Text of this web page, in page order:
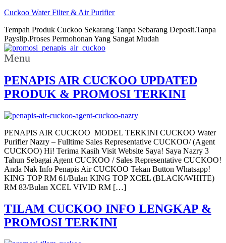
Cuckoo Water Filter & Air Purifier
Tempah Produk Cuckoo Sekarang Tanpa Sebarang Deposit.Tanpa
Payslip.Proses Permohonan Yang Sangat Mudah
Menu
PENAPIS AIR CUCKOO UPDATED
PRODUK & PROMOSI TERKINI
PENAPIS AIR CUCKOO MODEL TERKINI CUCKOO Water
Purifier Nazry – Fulltime Sales Representative CUCKOO/ (Agent
CUCKOO) Hi! Terima Kasih Visit Website Saya! Saya Nazry 3
Tahun Sebagai Agent CUCKOO / Sales Representative CUCKOO!
Anda Nak Info Penapis Air CUCKOO Tekan Button Whatsapp!
KING TOP RM 61/Bulan KING TOP XCEL (BLACK/WHITE)
RM 83/Bulan XCEL VIVID RM […]
TILAM CUCKOO INFO LENGKAP &
PROMOSI TERKINI